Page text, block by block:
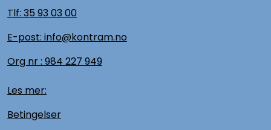
Tlf: 35 93 03 00
E-post: info@kontram.no
Org nr : 984 227 949
Les mer:
Betingelser